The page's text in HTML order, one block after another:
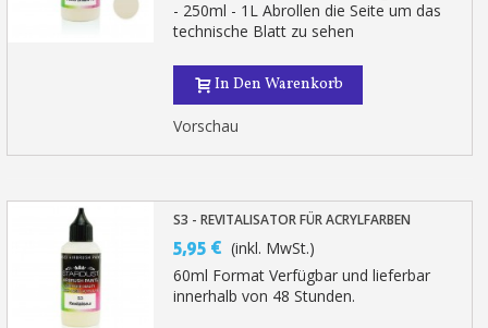
- 250ml - 1L Abrollen die Seite um das
technische Blatt zu sehen
In Den Warenkorb
Vorschau
S3 - REVITALISATOR FÜR ACRYLFARBEN
5,95 € (inkl. MwSt.)
60ml Format Verfügbar und lieferbar
innerhalb von 48 Stunden.